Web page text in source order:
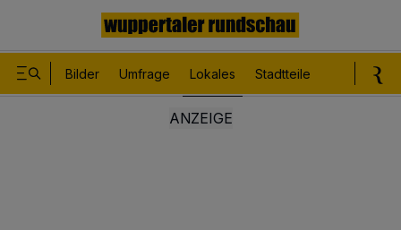
Bilder Umfrage Lokales Stadtteile